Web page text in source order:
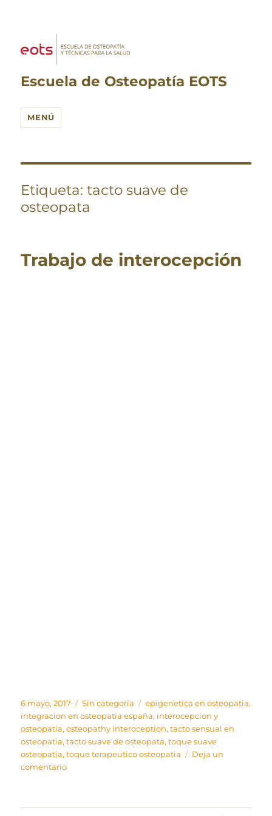
Escuela de Osteopatía EOTS
MENÚ
Etiqueta:tacto suave de
osteopata
Trabajo de interocepción
Publicado
el
6 mayo, 2017 Categorías
Sin categoría Etiquetas
epigenetica en osteopatia,
integracion en osteopatia españa, interocepcion y
osteopatia,osteopathy interoception,tacto sensual en
osteopatia,tacto suave de osteopata,toque suave
osteopatia,toque terapeutico osteopatia
Deja un
comentarioen